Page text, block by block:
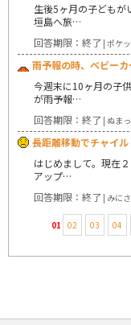
生後5ヶ月の子どもが
垣島へ旅…
回答期限：終了 | ポケ
雨予報の時、ベビー
今週末に10ヶ月の子
が雨予報…
回答期限：終了 | ぬま
長距離移動でチャイル
はじめまして。現在
アップ…
回答期限：終了 | みに
01 02 03 04